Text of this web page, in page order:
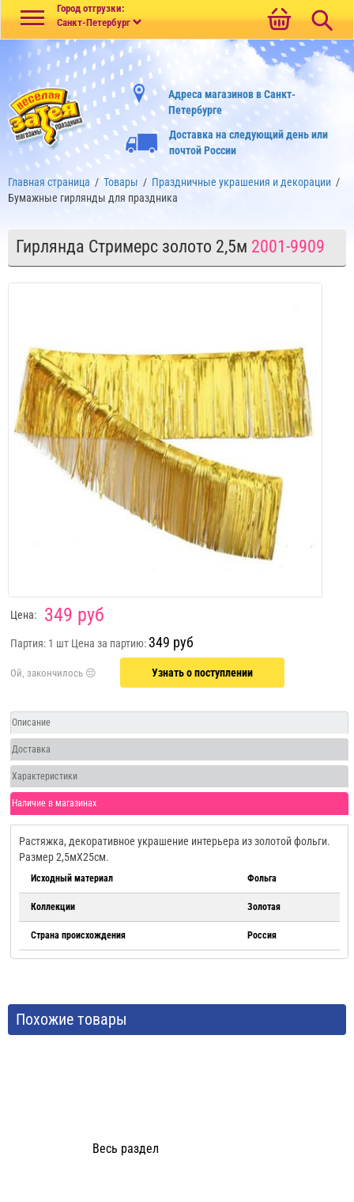
Город отгрузки:
Санкт-Петербург
Адреса магазинов в Санкт-
Петербурге
Доставка на следующий день или
почтой России
Главная страница / Товары / Праздничные украшения и декорации /
Бумажные гирлянды для праздника
Гирлянда Стримерс золото 2,5м 2001-9909
Цена: 349 руб
Партия: 1 шт Цена за партию: 349 руб
Узнать о поступлении
Описание
Доставка
Характеристики
Наличие в магазинах
Растяжка, декоративное украшение интерьера из золотой фольги.
Размер 2,5мХ25см.
Исходный материал Фольга
Коллекции Золотая
Страна происхождения Россия
Похожие товары
Весь раздел